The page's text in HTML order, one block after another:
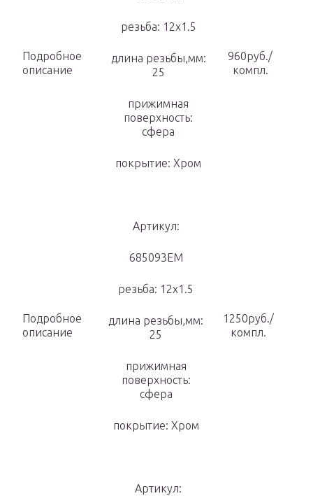
Подробное
описание
резьба: 12х1.5
длина резьбы,мм:
25
прижимная
поверхность:
сфера
покрытие: Хром
960руб./
компл.
Подробное
описание
Артикул:
685093ЕМ
резьба: 12х1.5
длина резьбы,мм:
25
прижимная
поверхность:
сфера
покрытие: Хром
1250руб./
компл.
Артикул: